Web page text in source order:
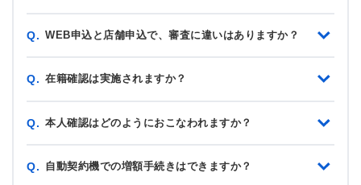
Q. WEB申込と店舗申込で、審査に違いはありますか？
Q. 在籍確認は実施されますか？
Q. 本人確認はどのようにおこなわれますか？
Q. 自動契約機での増額手続きはできますか？